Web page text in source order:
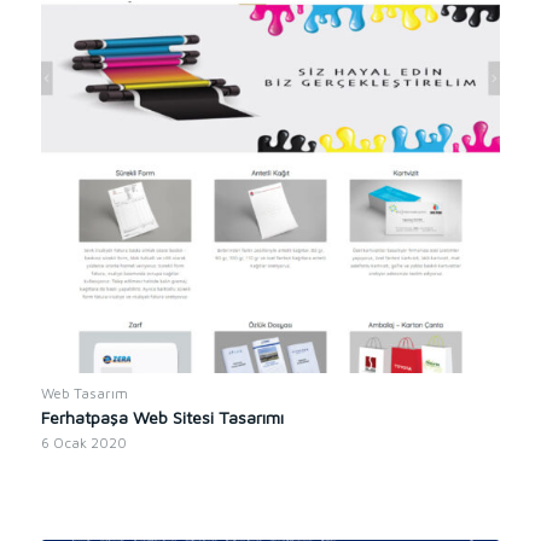
Web Tasarım
Ferhatpaşa Web Sitesi Tasarımı
6 Ocak 2020